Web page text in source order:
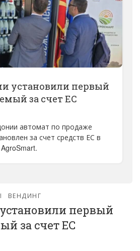
установили первый
за счет ЕС
автомат по продаже
за счет средств ЕС в
ВЕНДИНГ
первый
за счет ЕС